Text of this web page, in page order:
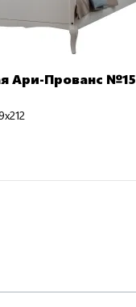
Ари-Прованс №15